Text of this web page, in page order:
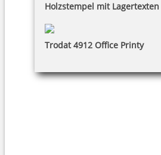
Holzstempel mit Lagertexten
Trodat 4912 Office Printy